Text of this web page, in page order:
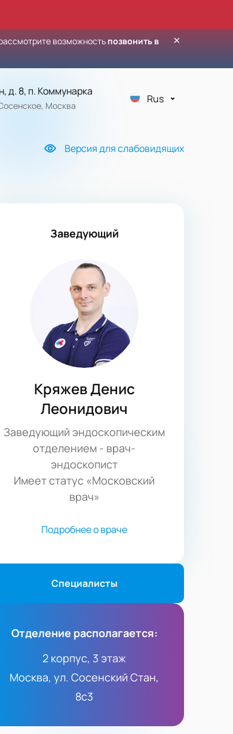
возможность позвонить в
×
д. 8, п. Коммунарка
Москва
Rus
Версия для слабовидящих
Заведующий
Кряжев Денис
Леонидович
Заведующий эндоскопическим
отделением - врач-
эндоскопист
Имеет статус «Московский
врач»
Подробнее о враче
Специалисты
Отделение располагается:
2 корпус, 3 этаж
Москва, ул. Сосенский Стан,
8с3